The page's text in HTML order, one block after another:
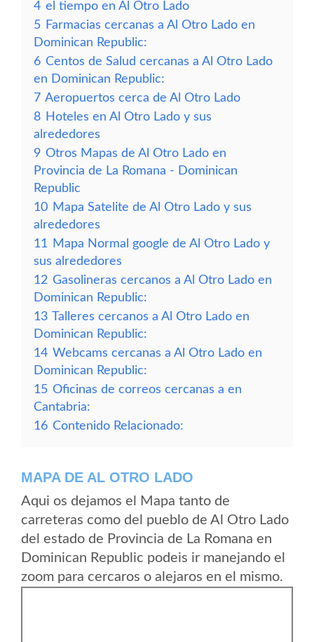
4 el tiempo en Al Otro Lado
5 Farmacias cercanas a Al Otro Lado en
Dominican Republic:
6 Centos de Salud cercanas a Al Otro Lado
en Dominican Republic:
7 Aeropuertos cerca de Al Otro Lado
8 Hoteles en Al Otro Lado y sus
alrededores
9 Otros Mapas de Al Otro Lado en
Provincia de La Romana - Dominican
Republic
10 Mapa Satelite de Al Otro Lado y sus
alrededores
11
Mapa Normal google de Al Otro Lado y
sus alrededores
12 Gasolineras cercanos a Al Otro Lado en
Dominican Republic:
13 Talleres cercanos a Al Otro Lado en
Dominican Republic:
14 Webcams cercanas a Al Otro Lado en
Dominican Republic:
15 Oficinas de correos cercanas a en
Cantabria:
16 Contenido Relacionado:
MAPA DE AL OTRO LADO
Aqui os dejamos el Mapa tanto de
carreteras como del pueblo de Al Otro Lado
del estado de Provincia de La Romana en
Dominican Republic podeis ir manejando el
zoom para cercaros o alejaros en el mismo.